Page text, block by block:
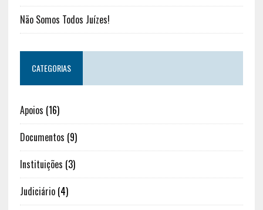
Não Somos Todos Juízes!
CATEGORIAS
Apoios (16)
Documentos (9)
Instituições (3)
Judiciário(4)